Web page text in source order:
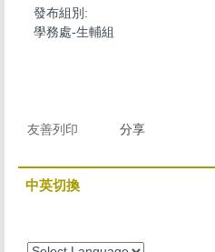
發布組別:
學務處-生輔組
友善列印 分享
中英切換